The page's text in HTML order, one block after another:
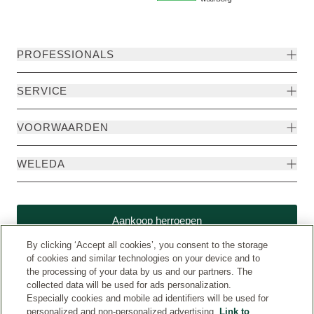
PROFESSIONALS
SERVICE
VOORWAARDEN
WELEDA
Aankoop herroepen
By clicking ‘Accept all cookies’, you consent to the storage
of cookies and similar technologies on your device and to
the processing of your data by us and our partners. The
collected data will be used for ads personalization.
Especially cookies and mobile ad identifiers will be used for
personalized and non-personalized advertising.
Link to